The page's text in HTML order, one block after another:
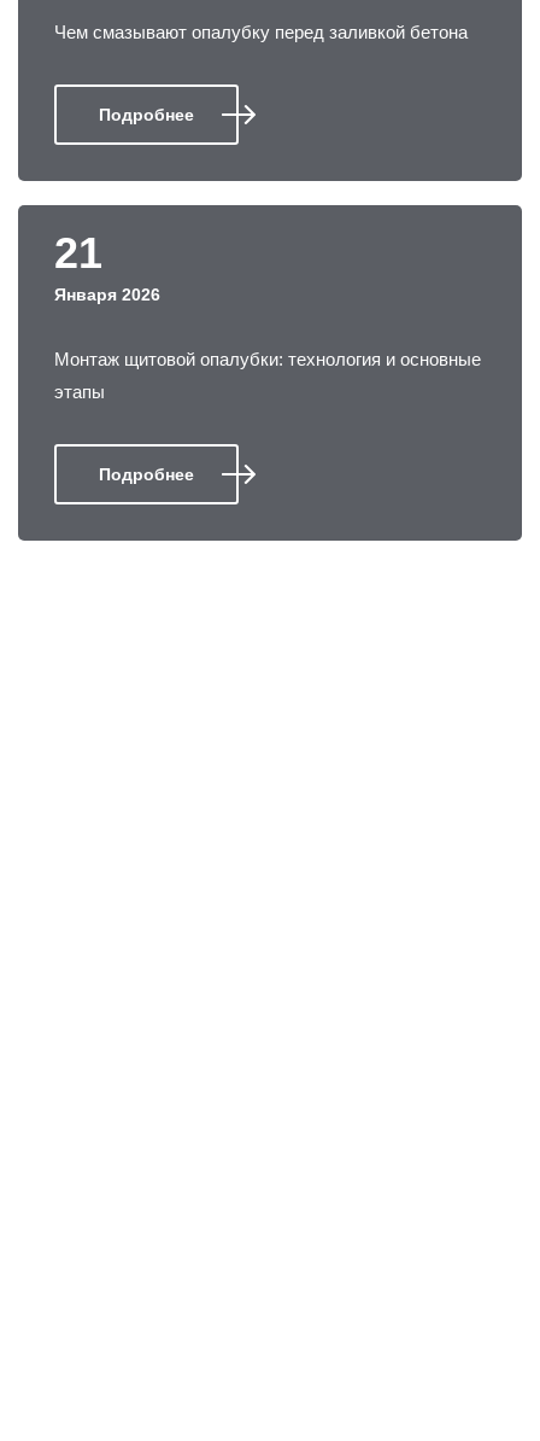
Чем смазывают опалубку перед заливкой бетона
Подробнее
21
Января 2026
Монтаж щитовой опалубки: технология и основные
этапы
Подробнее